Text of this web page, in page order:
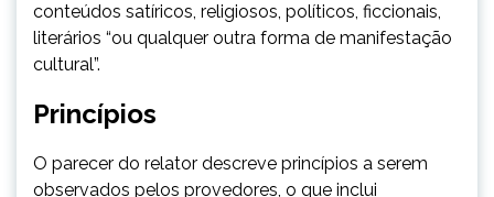
conteúdos satíricos, religiosos, políticos, ficcionais,
literários “ou qualquer outra forma de manifestação
cultural”.
Princípios
O parecer do relator descreve princípios a serem
observados pelos provedores, o que inclui